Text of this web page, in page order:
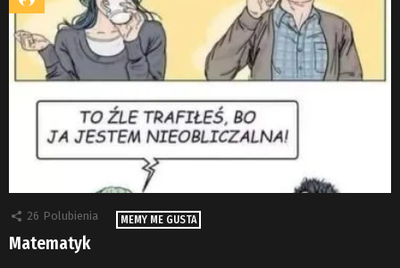
26 Polubienia MEMY ME GUSTA
Matematyk